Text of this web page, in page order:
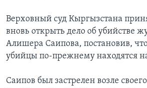
Верховный суд Кыргызстана
вновь открыть дело об убийстве
Алишера Саипова, постановив,
убийцы по-прежнему находятся
Саипов был застрелен возле